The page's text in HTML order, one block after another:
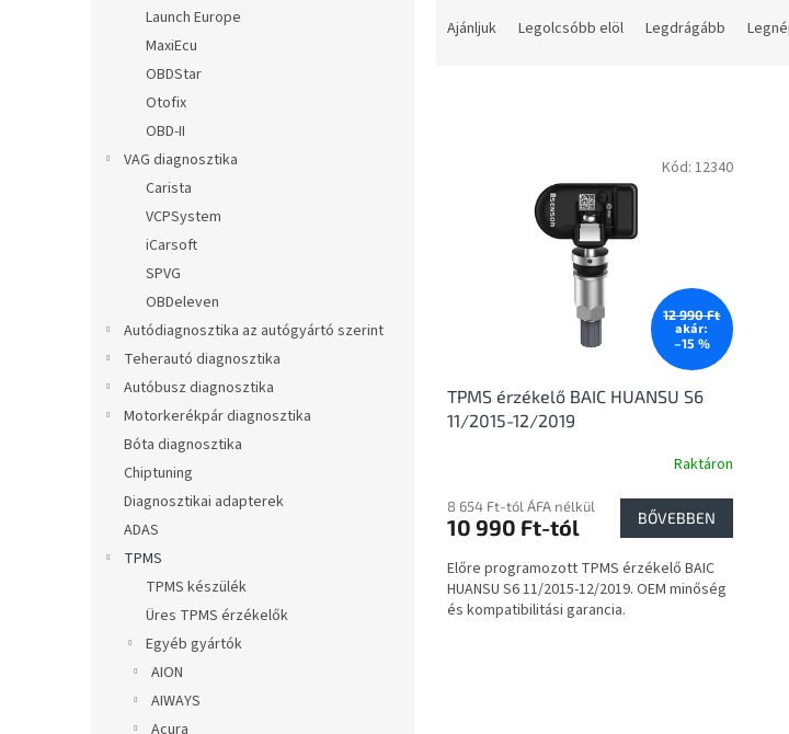
Launch Europe
MaxiEcu
OBDStar
Otofix
OBD-II
VAG diagnosztika
Carista
VCPSystem
iCarsoft
SPVG
OBDeleven
Autódiagnosztika az autógyártó szerint
Teherautó diagnosztika
Autóbusz diagnosztika
Motorkerékpár diagnosztika
Bóta diagnosztika
Chiptuning
Diagnosztikai adapterek
ADAS
TPMS
TPMS készülék
Üres TPMS érzékelők
Egyéb gyártók
AION
AIWAYS
Acura
Ajánljuk Legolcsóbb elöl Legdrágább
12 990 Ft
akár:
–15 %
TPMS érzékelő BAIC HUANSU S6
11/2015-12/2019
Raktáron
8 654 Ft-tól ÁFA nélkül
10 990 Ft-tól BŐVEBBEN
Előre programozott TPMS érzékelő BAIC
HUANSU S6 11/2015-12/2019. OEM minőség
és kompatibilitási garancia.
Kód: 12340